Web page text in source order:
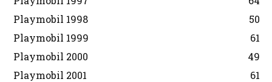
Playmobil 1998
50
Playmobil 1999
61
Playmobil 2000
49
Playmobil 2001
61